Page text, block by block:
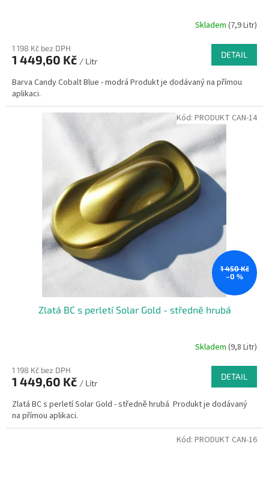
Skladem (7,9 Litr)
1 198 Kč bez DPH
1 449,60 Kč / Litr
DETAIL
Barva Candy Cobalt Blue - modrá Produkt je dodávaný na přímou
aplikaci.
1 450 Kč
–0 %
Zlatá BC s perletí Solar Gold - středně hrubá
Skladem (9,8 Litr)
1 198 Kč bez DPH
1 449,60 Kč / Litr
DETAIL
Zlatá BC s perletí Solar Gold - středně hrubá Produkt je dodávaný
na přímou aplikaci.
Kód: PRODUKT CAN-14
Kód: PRODUKT CAN-16